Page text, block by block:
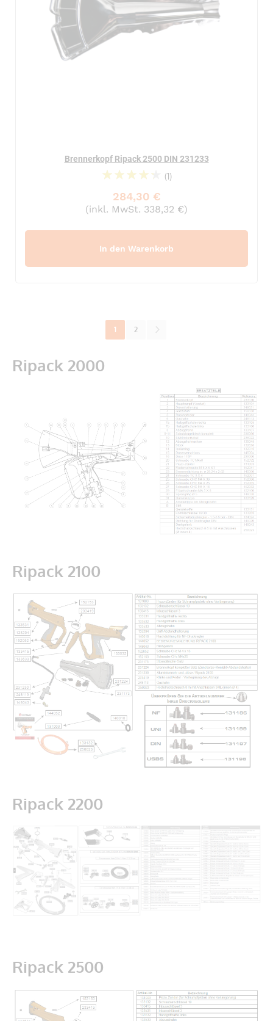
Brennerkopf Ripack 2500 DIN 231233
90%
(1)
284,30 €
(inkl. MwSt. 338,32 €)
In den Warenkorb
Seite
Sie lesen gerade Seite
1 2
Ripack 2000
Ripack 2100
Ripack 2200
Ripack 2500